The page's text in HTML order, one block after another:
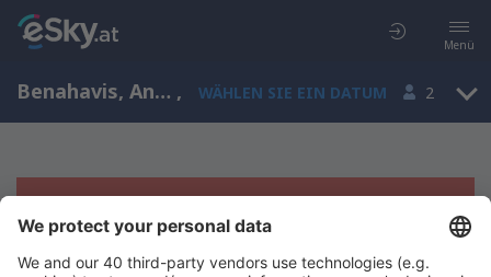
Menü
Benahavis, Andalusia, Spanien , WÄHLEN SIE EIN DATUM 2
Es tut uns leid, wir können keine